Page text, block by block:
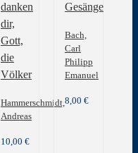
danken
dir,
Gott,
die
Völker
Hammerschmidt,
Andreas
10,00 €
Gesänge
Bach,
Carl
Philipp
Emanuel
8,00 €